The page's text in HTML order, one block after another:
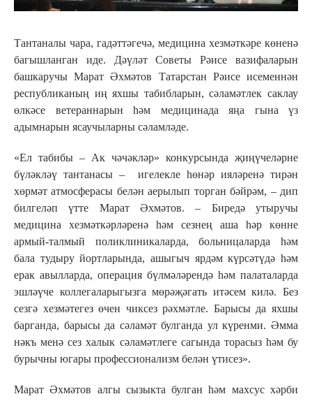
Тантаналы чара, гадәттәгечә, медицина хезмәткәре көненә
багышланган иде. Дәүләт Советы Рәисе вазифаларын
башкаручы Марат Әхмәтов Татарстан Рәисе исеменнән
республиканың иң яхшы табибларын, сәламәтлек саклау
өлкәсе ветераннарын һәм медицинада яңа гына үз
адымнарын ясаучыларны сәламләде.
«Ел табибы – Ак чәчәкләр» конкурсында җиңүчеләрне
бүләкләү тантанасы – игелекле һөнәр ияләренә тирән
хөрмәт атмосферасы белән аерылып торган бәйрәм, – дип
билгеләп үтте Марат Әхмәтов. – Биредә утыручы
медицина хезмәткәрләренә һәм сезнең аша һәр көнне
армый-талмый поликлиникаларда, больницаларда һәм
бала тудыру йортларында, ашыгыч ярдәм күрсәтүдә һәм
ерак авылларда, операция бүлмәләрендә һәм палаталарда
эшләүче коллегаларыгызга мөрәҗәгать итәсем килә. Без
сезгә хезмәтегез өчен чиксез рәхмәтле. Барысы да яхшы
барганда, барысы да сәламәт булганда ул күренми. Әмма
нәкъ менә сез халык сәламәтлеге сагында торасыз һәм бу
бурычны югары профессионализм белән үтисез».
Марат Әхмәтов алгы сызыкта булган һәм махсус хәрби